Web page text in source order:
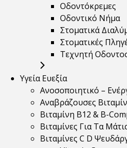
Οδοντόκρεμες
Οδοντικό Νήμα
Στοματικά
Στοματικές
Τεχνητή
Υγεία Ευεξία
Ανοσοποιητικό –
Αναβράζουσες
Βιταμίνη B12 & Β-
Βιταμίνες Για Τα
Βιταμίνες C D